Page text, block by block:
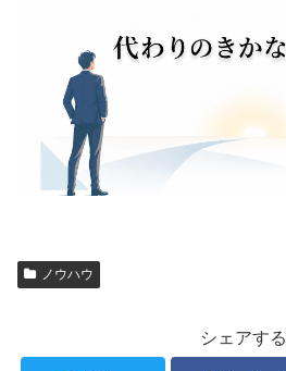
ノウハウ
シェアする